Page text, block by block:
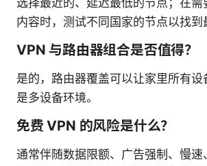
选择最近的、延迟最低的节点；在需
内容时，测试不同国家的节点以找到
VPN 与路由器组合是否值得？
是的，路由器覆盖可以让家里所有设
是多设备环境。
免费 VPN 的风险是什么？
通常伴随数据限额、广告强制、慢速